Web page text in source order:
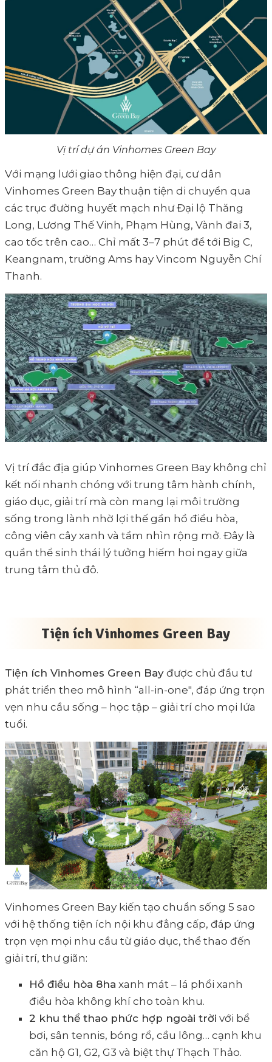
Vị trí dự án Vinhomes Green Bay
Với mạng lưới giao thông hiện đại, cư dân
Vinhomes Green Bay thuận tiện di chuyển qua
các trục đường huyết mạch như Đại lộ Thăng
Long, Lương Thế Vinh, Phạm Hùng, Vành đai 3,
cao tốc trên cao… Chỉ mất 3–7 phút để tới Big C,
Keangnam, trường Ams hay Vincom Nguyễn Chí
Thanh.
Vị trí đắc địa giúp Vinhomes Green Bay không chỉ
kết nối nhanh chóng với trung tâm hành chính,
giáo dục, giải trí mà còn mang lại môi trường
sống trong lành nhờ lợi thế gần hồ điều hòa,
công viên cây xanh và tầm nhìn rộng mở. Đây là
quần thể sinh thái lý tưởng hiếm hoi ngay giữa
trung tâm thủ đô.
Tiện ích Vinhomes Green Bay
Tiện ích Vinhomes Green Bay được chủ đầu tư
phát triển theo mô hình “all-in-one", đáp ứng trọn
vẹn nhu cầu sống – học tập – giải trí cho mọi lứa
tuổi.
Vinhomes Green Bay kiến tạo chuẩn sống 5 sao
với hệ thống tiện ích nội khu đẳng cấp, đáp ứng
trọn vẹn mọi nhu cầu từ giáo dục, thể thao đến
giải trí, thư giãn:
Hồ điều hòa 8ha xanh mát – lá phổi xanh
điều hòa không khí cho toàn khu.
2 khu thể thao phức hợp ngoài trời với bể
bơi, sân tennis, bóng rổ, cầu lông… cạnh khu
căn hộ G1, G2, G3 và biệt thự Thạch Thảo.